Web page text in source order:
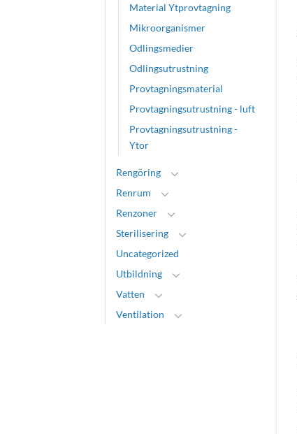
Material Ytprovtagning
Mikroorganismer
Odlingsmedier
Odlingsutrustning
Provtagningsmaterial
Provtagningsutrustning - luft
Provtagningsutrustning -
Ytor
Rengöring
Renrum
Renzoner
Sterilisering
Uncategorized
Utbildning
Vatten
Ventilation